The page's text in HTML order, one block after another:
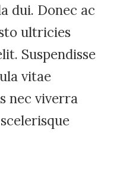
dui. Donec ac
ultricies
Suspendisse
vitae
nec viverra